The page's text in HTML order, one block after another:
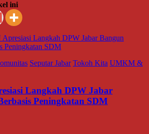
ini
Seputar Jabar Tokoh Kita UMKM &
Langkah DPW Jabar
Peningkatan SDM